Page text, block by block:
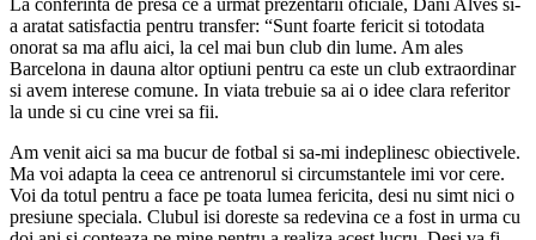
a aratat satisfactia pentru transfer: “Sunt foarte fericit si totodata
onorat sa ma aflu aici, la cel mai bun club din lume. Am ales
Barcelona in dauna altor optiuni pentru ca este un club extraordinar
si avem interese comune. In viata trebuie sa ai o idee clara referitor
la unde si cu cine vrei sa fii.
Am venit aici sa ma bucur de fotbal si sa-mi indeplinesc obiectivele.
Ma voi adapta la ceea ce antrenorul si circumstantele imi vor cere.
Voi da totul pentru a face pe toata lumea fericita, desi nu simt nici o
presiune speciala. Clubul isi doreste sa redevina ce a fost in urma cu